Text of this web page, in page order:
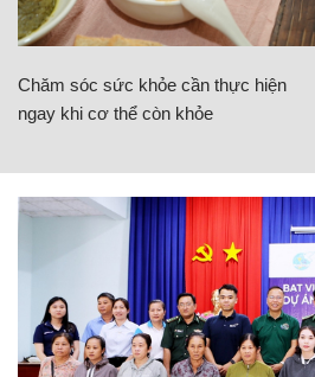
Chăm sóc sức khỏe cần thực hiện
ngay khi cơ thể còn khỏe